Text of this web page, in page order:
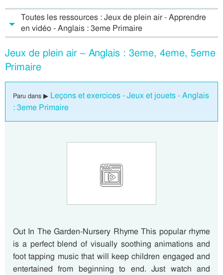
Toutes les ressources : Jeux de plein air - Apprendre
en vidéo - Anglais : 3eme Primaire
Jeux de plein air – Anglais : 3eme, 4eme, 5eme
Primaire
Paru dans ▶ Leçons et exercices - Jeux et jouets - Anglais
: 3eme Primaire
Out In The Garden-Nursery Rhyme This popular rhyme
is a perfect blend of visually soothing animations and
foot tapping music that will keep children engaged and
entertained from beginning to end. Just watch and